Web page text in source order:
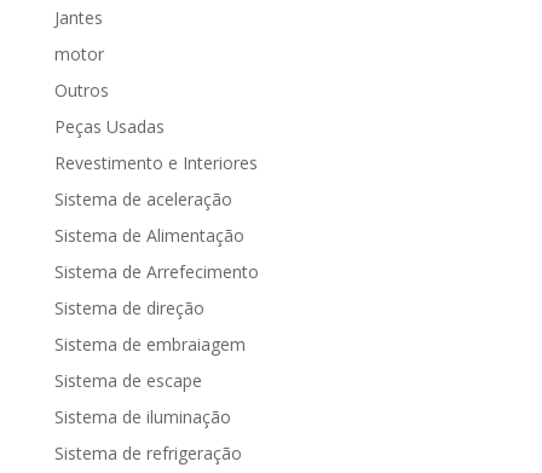
Jantes
motor
Outros
Peças Usadas
Revestimento e Interiores
Sistema de aceleração
Sistema de Alimentação
Sistema de Arrefecimento
Sistema de direção
Sistema de embraiagem
Sistema de escape
Sistema de iluminação
Sistema de refrigeração